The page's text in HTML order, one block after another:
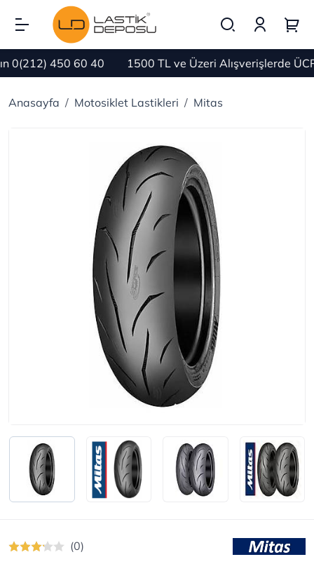
450 60 40 1500 TL ve Üzeri Alışverişlerde
Anasayfa Motosiklet Lastikleri Mitas
(0)